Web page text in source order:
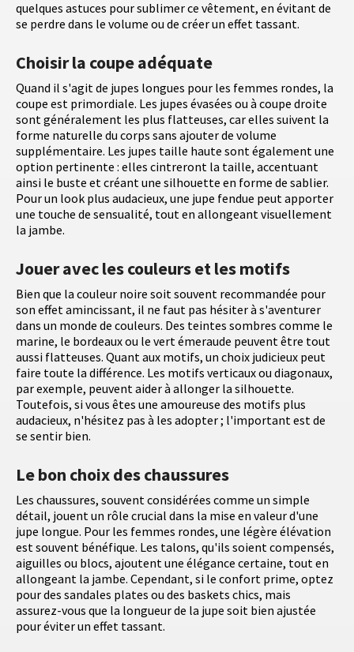
quelques astuces pour sublimer ce vêtement, en évitant de
se perdre dans le volume ou de créer un effet tassant.
Choisir la coupe adéquate
Quand il s'agit de jupes longues pour les femmes rondes, la
coupe est primordiale. Les jupes évasées ou à coupe droite
sont généralement les plus flatteuses, car elles suivent la
forme naturelle du corps sans ajouter de volume
supplémentaire. Les jupes taille haute sont également une
option pertinente : elles cintreront la taille, accentuant
ainsi le buste et créant une silhouette en forme de sablier.
Pour un look plus audacieux, une jupe fendue peut apporter
une touche de sensualité, tout en allongeant visuellement
la jambe.
Jouer avec les couleurs et les motifs
Bien que la couleur noire soit souvent recommandée pour
son effet amincissant, il ne faut pas hésiter à s'aventurer
dans un monde de couleurs. Des teintes sombres comme le
marine, le bordeaux ou le vert émeraude peuvent être tout
aussi flatteuses. Quant aux motifs, un choix judicieux peut
faire toute la différence. Les motifs verticaux ou diagonaux,
par exemple, peuvent aider à allonger la silhouette.
Toutefois, si vous êtes une amoureuse des motifs plus
audacieux, n'hésitez pas à les adopter ; l'important est de
se sentir bien.
Le bon choix des chaussures
Les chaussures, souvent considérées comme un simple
détail, jouent un rôle crucial dans la mise en valeur d'une
jupe longue. Pour les femmes rondes, une légère élévation
est souvent bénéfique. Les talons, qu'ils soient compensés,
aiguilles ou blocs, ajoutent une élégance certaine, tout en
allongeant la jambe. Cependant, si le confort prime, optez
pour des sandales plates ou des baskets chics, mais
assurez-vous que la longueur de la jupe soit bien ajustée
pour éviter un effet tassant.